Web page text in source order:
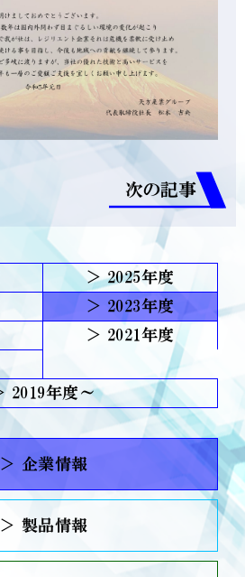
次の記事
2025
2023
2021
2019
＞ 企業情報
＞ 製品情報